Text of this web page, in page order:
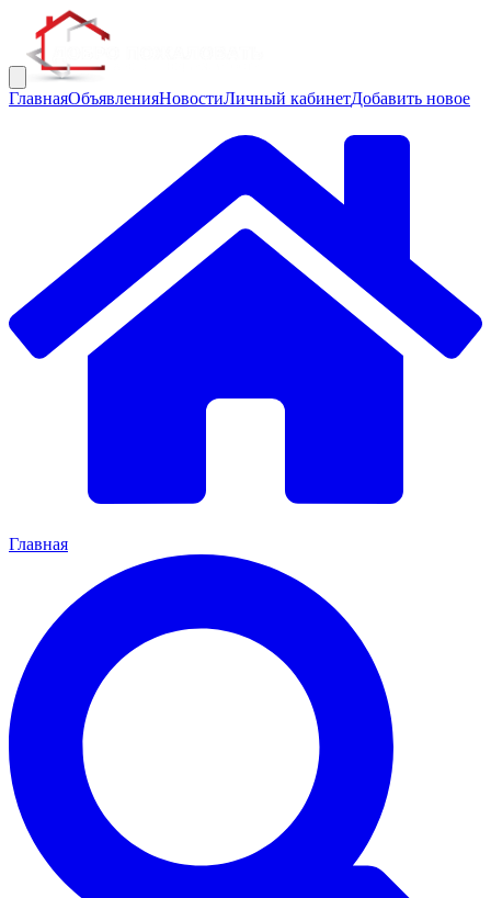
ГлавнаяОбъявленияНовостиЛичный кабинетДобавить новое
Главная